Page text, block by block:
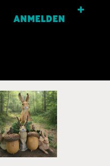
ANMELDEN